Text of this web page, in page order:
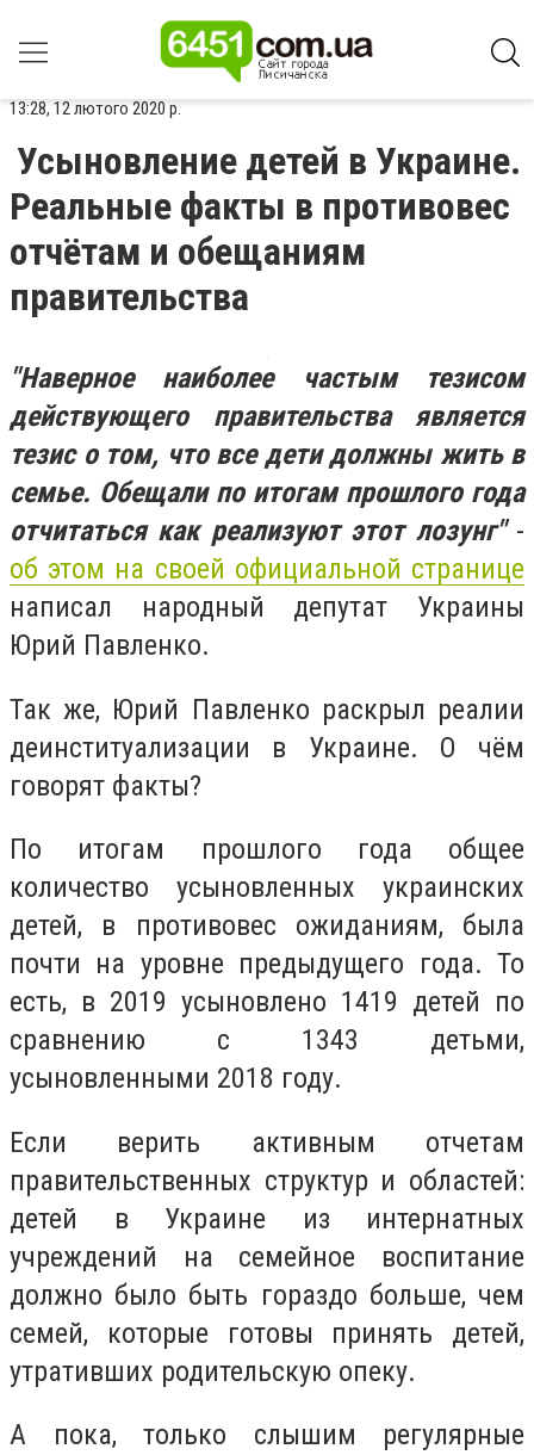
13:28, 12 лютого 2020 р.
Усыновление детей в Украине.
Реальные факты в противовес
отчётам и обещаниям
правительства
"Наверное наиболее частым тезисом
действующего правительства является
тезис о том, что все дети должны жить в
семье. Обещали по итогам прошлого года
отчитаться как реализуют этот лозунг"-
об этом на своей официальной странице
написал народный депутат Украины
Юрий Павленко.
Так же, Юрий Павленко раскрыл реалии
деинституализации в Украине. О чём
говорят факты?
По итогам прошлого года общее
количество усыновленных украинских
детей, в противовес ожиданиям, была
почти на уровне предыдущего года. То
есть, в 2019 усыновлено 1419 детей по
сравнению с 1343 детьми,
усыновленными 2018 году.
Если верить активным отчетам
правительственных структур и областей:
детей в Украине из интернатных
учреждений на семейное воспитание
должно было быть гораздо больше, чем
семей, которые готовы принять детей,
утративших родительскую опеку.
А пока, только слышим регулярные